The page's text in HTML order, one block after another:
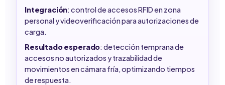
Integración: control de accesos RFID en zona
personal y videoverificación para autorizaciones de
carga.
Resultado esperado: detección temprana de
accesos no autorizados y trazabilidad de
movimientos en cámara fría, optimizando tiempos
de respuesta.